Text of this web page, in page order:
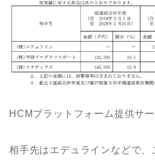
HCMプラットフォーム提供サ
相手先はエデュラインなどで